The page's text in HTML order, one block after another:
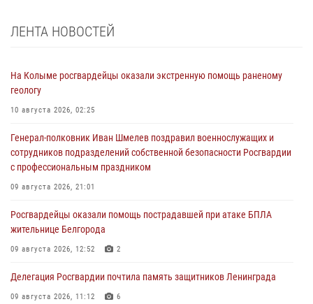
ЛЕНТА НОВОСТЕЙ
На Колыме росгвардейцы оказали экстренную помощь раненому
геологу
10 августа 2026, 02:25
Генерал-полковник Иван Шмелев поздравил военнослужащих и
сотрудников подразделений собственной безопасности Росгвардии
с профессиональным праздником
09 августа 2026, 21:01
Росгвардейцы оказали помощь пострадавшей при атаке БПЛА
жительнице Белгорода
09 августа 2026, 12:52 2
Делегация Росгвардии почтила память защитников Ленинграда
09 августа 2026, 11:12 6